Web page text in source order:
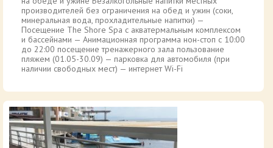
производителей без ограничения на обед и ужин (соки,
минеральная вода, прохладительные напитки) —
Посещение The Shore Spa с акватермальным комплексом
и бассейнами — Анимационная программа нон-стоп с 10:00
до 22:00 посещение тренажерного зала пользование
пляжем (01.05-30.09) — парковка для автомобиля (при
наличии свободных мест) — интернет Wi-Fi